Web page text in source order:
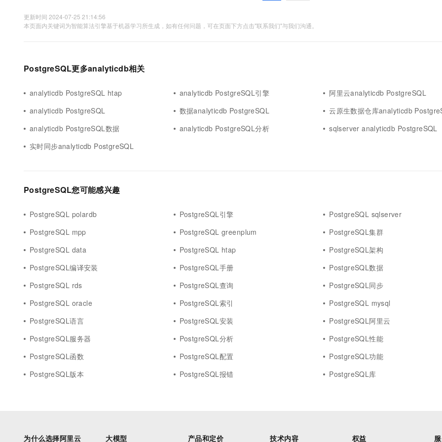
更新时间 2024-07-25 21:14:56
本页面内关键词为智能算法引擎基于机器学习所生成，如有任何问题，可在页面下方点击"联系我们"与我们沟通。
PostgreSQL更多analyticdb相关
analyticdb PostgreSQL htap analyticdb PostgreSQL引擎
阿里云analyticdb PostgreSQL
analyticdb PostgreSQL
数据analyticdb PostgreSQL
云原生数据仓库analyticdb PostgreSQL物
analyticdb PostgreSQL数据
analyticdb PostgreSQL分析
sqlserver analyticdb PostgreSQL
实时同步analyticdb PostgreSQL
PostgreSQL您可能感兴趣
PostgreSQL polardb PostgreSQL引擎
PostgreSQL sqlserver
PostgreSQL mpp
PostgreSQL greenplum
PostgreSQL集群
PostgreSQL data
PostgreSQL htap
PostgreSQL架构
PostgreSQL编译安装
PostgreSQL手册
PostgreSQL数据
PostgreSQL rds
PostgreSQL查询
PostgreSQL同步
PostgreSQL oracle
PostgreSQL索引
PostgreSQL mysql
PostgreSQL语言
PostgreSQL安装
PostgreSQL阿里云
PostgreSQL服务器
PostgreSQL分析
PostgreSQL性能
PostgreSQL函数
PostgreSQL配置
PostgreSQL功能
PostgreSQL版本
PostgreSQL报错 PostgreSQL库
为什么选择阿里云 大模型 产品和定价 技术内容 权益